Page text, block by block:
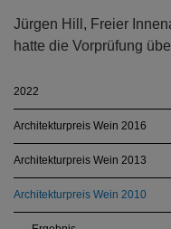
Jürgen Hill, Freier
hatte die Vorprüfung
2022
Architekturpreis Wein 2016
Architekturpreis Wein 2013
Architekturpreis Wein 2010